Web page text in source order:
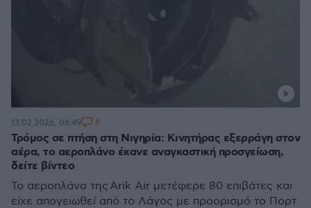
Τρόμος σε πτήση στη Νιγηρία: Κινητήρας εξερράγη στον
αέρα, το αεροπλάνο έκανε αναγκαστική προσγείωση,
δείτε βίντεο
Το αεροπλάνο της Arik Air μετέφερε 80 επιβάτες και
είχε απογειωθεί από το Λάγος με προορισμό το Πορτ
13.02.2026, 06:49 6